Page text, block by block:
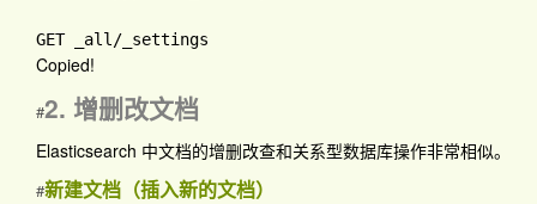
GET _all
Copied!
#2. 增删改文档
Elasticsearch 中文档的增删改查和关系型数据库操作非常相似。
#新建文档（插入新的文档）